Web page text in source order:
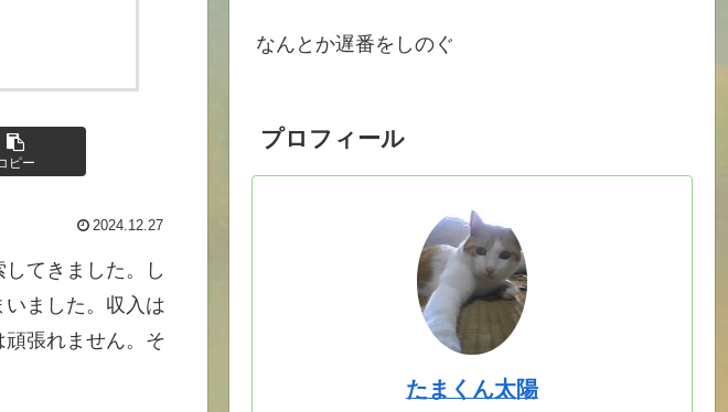
ピー
2024.12.27
てきました。し
ました。収入は
張れません。そ
なんとか遅番をしのぐ
プロフィール
たまくん太陽